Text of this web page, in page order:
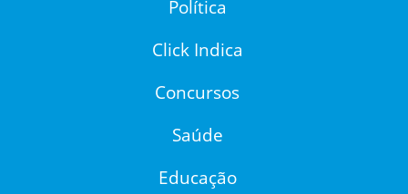
Política
Click Indica
Concursos
Saúde
Educação